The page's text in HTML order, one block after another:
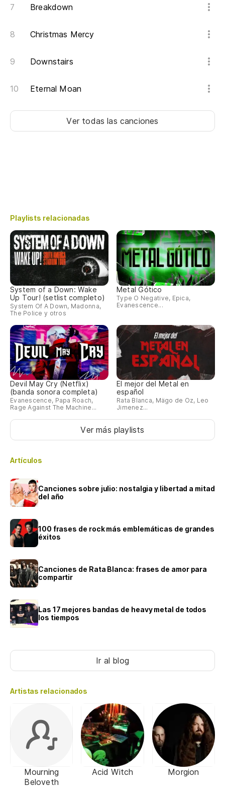
Breakdown
Christmas Mercy
Downstairs
Eternal Moan
Ver todas las canciones
Playlists relacionadas
System of a Down: Wake
Up Tour! (setlist completo)
System Of A Down, Madonna,
The Police y otros
Metal Gótico
Type O Negative, Epica,
Evanescence...
Devil May Cry (Netflix)
(banda sonora completa)
Evanescence, Papa Roach,
Rage Against The Machine...
El mejor del Metal en
español
Rata Blanca, Mägo de Oz, Leo
Jimenez...
Ver más playlists
Artículos
Canciones sobre julio: nostalgia y libertad a mitad
del año
100 frases de rock más emblemáticas de grandes
éxitos
Canciones de Rata Blanca: frases de amor para
compartir
Las 17 mejores bandas de heavy metal de todos
los tiempos
Ir al blog
Artistas relacionados
Mourning
Beloveth
Acid Witch Morgion